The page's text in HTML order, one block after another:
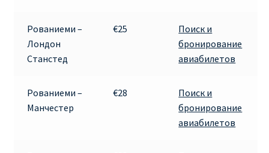
ПРАВИЛА RYANAIR В АЭРОПОРТУ И НА БОРТУ
ПРАВИЛА ПРОВОЗА БАГАЖА RYANAIR
ПУТЕШЕСТВИЕ С ДЕТЬМИ И МЛАДЕНЦАМИ
РЕЙСАМИ RYANAIR
Рованиеми –
Лондон
Станстед
€25
Поиск и
бронирование
авиабилетов
Рованиеми –
Манчестер
€28
Поиск и
бронирование
авиабилетов